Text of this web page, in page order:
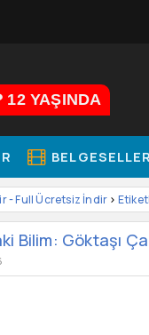
12 YAŞINDA
BELGESELLER
- Full Ücretsiz İndir >
Bilim: Göktaşı